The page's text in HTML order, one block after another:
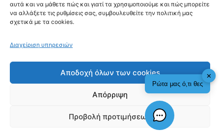
αυτά και να μάθετε πώς και γιατί τα χρησιμοποιούμε και πώς μπορείτε
να αλλάξετε τις ρυθμίσεις σας, συμβουλευθείτε την πολιτική μας
σχετικά με τα cookies.
Διαχείριση υπηρεσιών
Αποδοχή όλων των cookies
Απόρριψη
Προβολή προτιμήσεων
Newsletter
fyi.news - copyright 2026
✕
Ρώτα μας ό,τι θες